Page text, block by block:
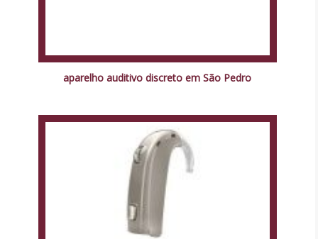
aparelho auditivo discreto em São Pedro